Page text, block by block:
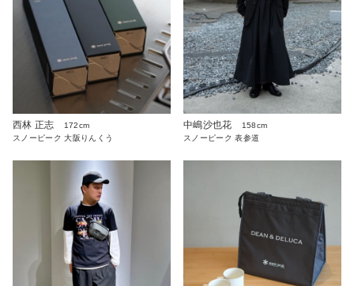
西林 正志
172cm
スノーピーク 大阪りんくう
中嶋沙也花
158cm
スノーピーク 表参道